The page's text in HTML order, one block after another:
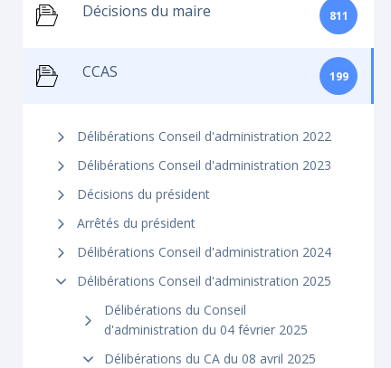
Décisions du maire 811
CCAS 199
Délibérations Conseil d'administration 2022
Délibérations Conseil d'administration 2023
Décisions du président
Arrêtés du président
Délibérations Conseil d'administration 2024
Délibérations Conseil d'administration 2025
Délibérations du Conseil
d'administration du 04 février 2025
Délibérations du CA du 08 avril 2025